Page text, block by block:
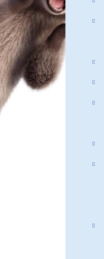
n
e
l